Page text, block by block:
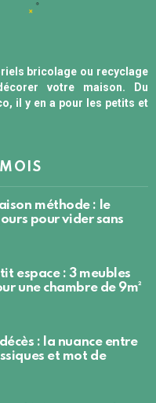
bricolage ou recyclage
votre maison. Du
il y en a pour les petits et
méthode : le
pour vider sans
espace : 3 meubles
une chambre de 9m²
: la nuance entre
et mot de